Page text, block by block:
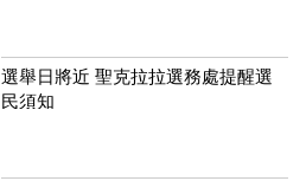
選舉日將近 聖克拉拉選務處提醒選
民須知